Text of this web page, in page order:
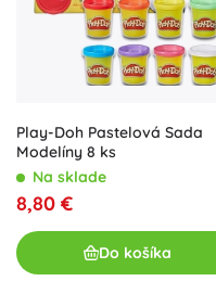
Play-Doh Pastelová Sada
Modelíny 8 ks
Na sklade
8,80 €
Do košíka